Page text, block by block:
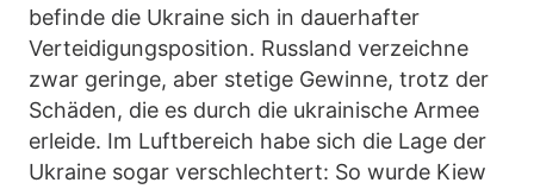
befinde die Ukraine sich in dauerhafter
Verteidigungsposition. Russland verzeichne
zwar geringe, aber stetige Gewinne, trotz der
Schäden, die es durch die ukrainische Armee
erleide. Im Luftbereich habe sich die Lage der
Ukraine sogar verschlechtert: So wurde Kiew